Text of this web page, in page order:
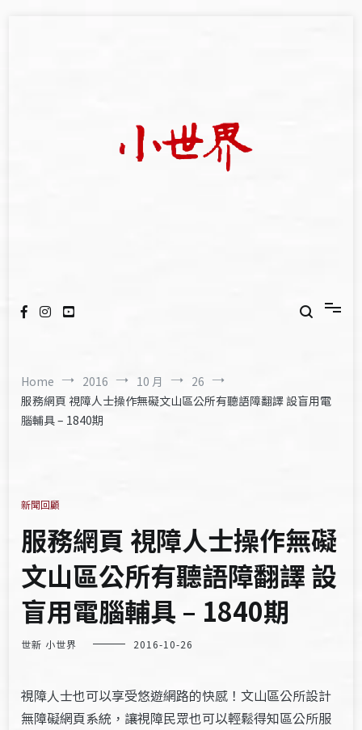
Home 2016 10 月
26
服務網頁 視障人士操作無礙文山區公所有聽語障翻譯 設盲用電
腦輔具 – 1840期
新聞回顧
服務網頁 視障人士操作無礙
文山區公所有聽語障翻譯 設
盲用電腦輔具 – 1840期
世新 小世界 2016-10-26
視障人士也可以享受悠遊網路的快感！文山區公所設計
無障礙網頁系統，讓視障民眾也可以輕鬆得知區公所服